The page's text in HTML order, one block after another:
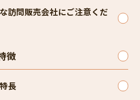
訪問販売会社にご注意くだ
徴
長